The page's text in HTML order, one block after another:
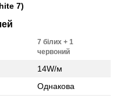
7)
7 білих + 1
червоний
14W/м
Однакова